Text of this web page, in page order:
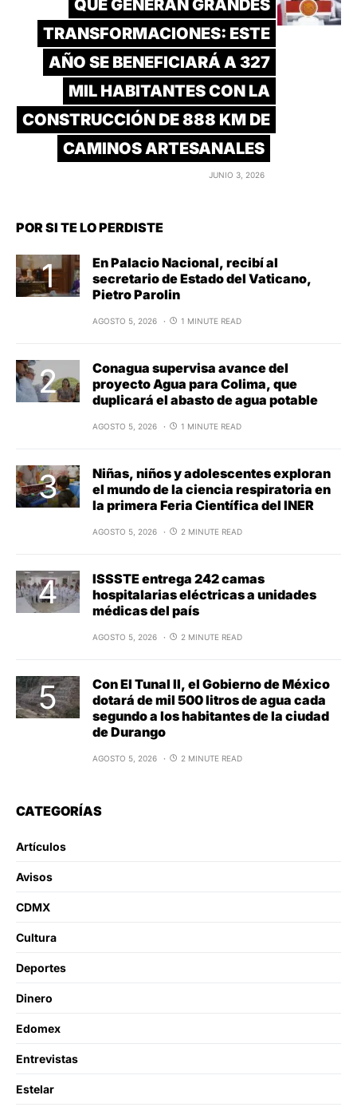
QUE GENERAN GRANDES
TRANSFORMACIONES: ESTE
AÑO SE BENEFICIARÁ A 327
MIL HABITANTES CON LA
CONSTRUCCIÓN DE 888 KM DE
CAMINOS ARTESANALES
JUNIO 3, 2026
POR SI TE LO PERDISTE
En Palacio Nacional, recibí al
secretario de Estado del Vaticano,
Pietro Parolin
AGOSTO 5, 2026 1 MINUTE READ
Conagua supervisa avance del
proyecto Agua para Colima, que
duplicará el abasto de agua potable
AGOSTO 5, 2026 1 MINUTE READ
Niñas, niños y adolescentes exploran
el mundo de la ciencia respiratoria en
la primera Feria Científica del INER
AGOSTO 5, 2026 2 MINUTE READ
ISSSTE entrega 242 camas
hospitalarias eléctricas a unidades
médicas del país
AGOSTO 5, 2026 2 MINUTE READ
Con El Tunal II, el Gobierno de México
dotará de mil 500 litros de agua cada
segundo a los habitantes de la ciudad
de Durango
AGOSTO 5, 2026 2 MINUTE READ
CATEGORÍAS
Artículos
Avisos
CDMX
Cultura
Deportes
Dinero
Edomex
Entrevistas
Estelar